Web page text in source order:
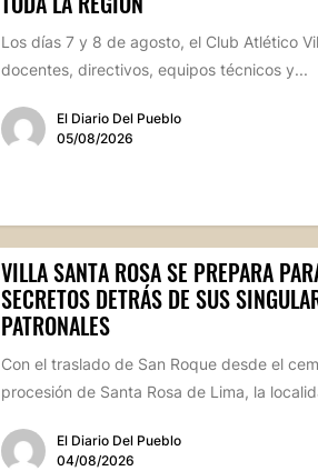
Los días 7 y 8 de agosto, el Club Atlético
docentes, directivos, equipos técnicos y...
El Diario Del Pueblo
05/08/2026
VILLA SANTA ROSA SE PREPARA
SECRETOS DETRÁS DE SUS
PATRONALES
Con el traslado de San Roque desde el
procesión de Santa Rosa de Lima, la
El Diario Del Pueblo
04/08/2026